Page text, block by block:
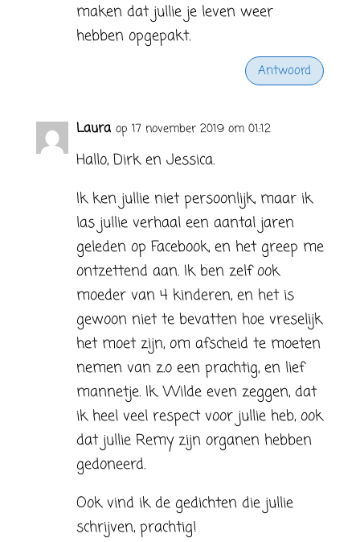
maken dat jullie je leven weer
hebben opgepakt.
Antwoord
Laura op 17 november 2019 om 01:12
Hallo, Dirk en Jessica.
Ik ken jullie niet persoonlijk, maar ik
las jullie verhaal een aantal jaren
geleden op Facebook, en het greep me
ontzettend aan. Ik ben zelf ook
moeder van 4 kinderen, en het is
gewoon niet te bevatten hoe vreselijk
het moet zijn, om afscheid te moeten
nemen van z.o een prachtig, en lief
mannetje. Ik. Wilde even zeggen, dat
ik heel veel respect voor jullie heb, ook
dat jullie Remy zijn organen hebben
gedoneerd.
Ook vind ik de gedichten die jullie
schrijven, prachtig!